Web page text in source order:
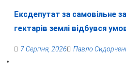
Ексдепутат за самовільне
гектарів землі відбувся
7 Серпня, 2026 Павло